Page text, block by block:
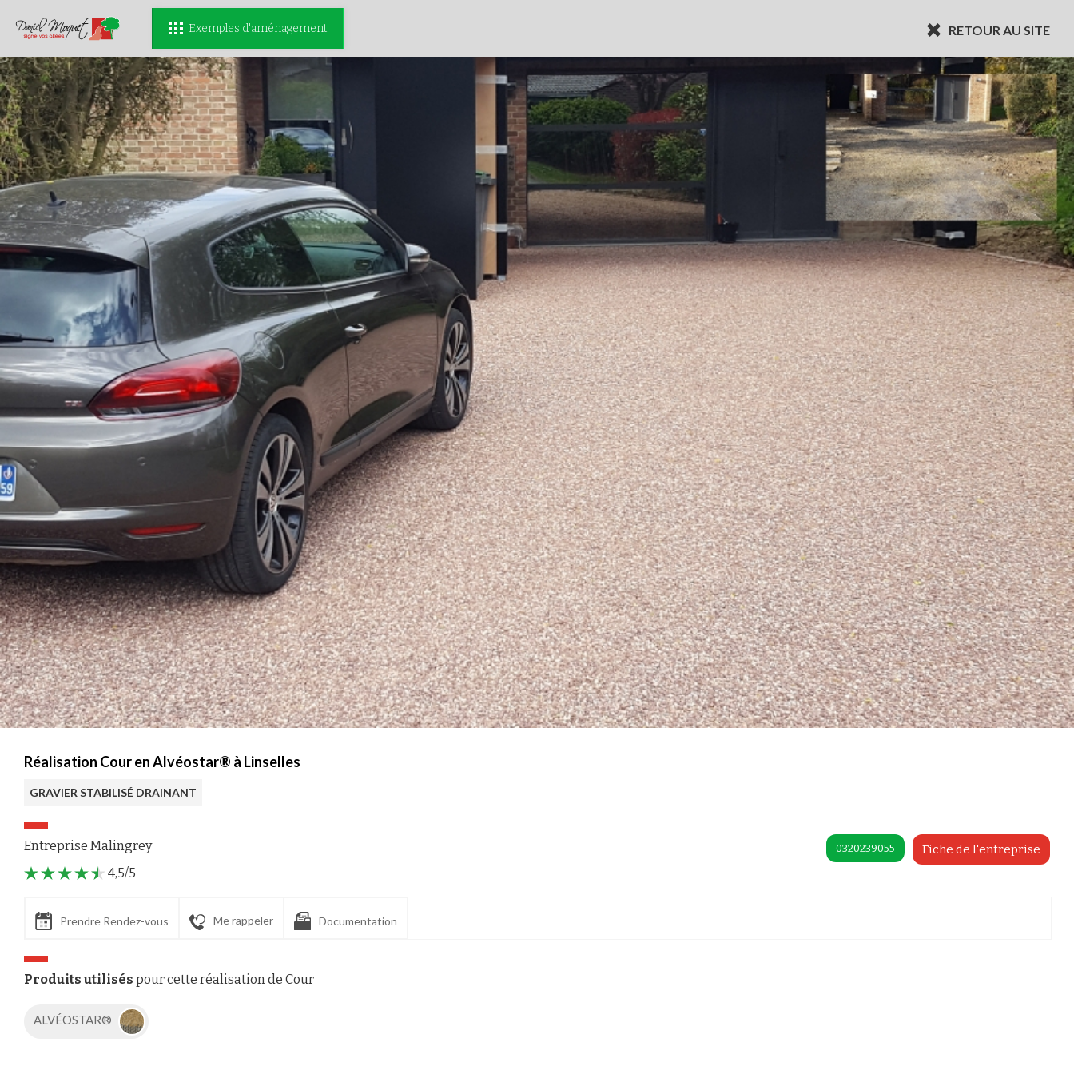
RETOUR AU SITE
Exemples d'aménagement
Réalisation Cour en Alvéostar® à Linselles
GRAVIER STABILISÉ DRAINANT
Entreprise Malingrey Fiche de l'entreprise
0320239055
4,5/5
Prendre Rendez-vous Me rappeler Documentation
Produits utilisés pour cette réalisation de Cour
ALVÉOSTAR®